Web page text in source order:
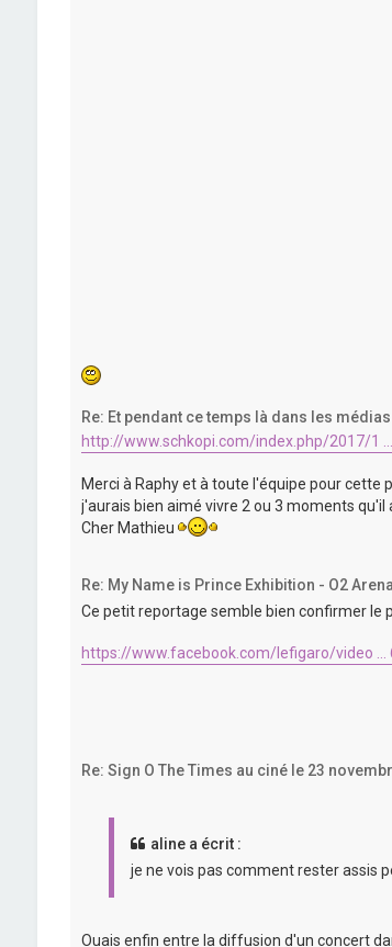
Re: Et pendant ce temps là dans les médias
http://www.schkopi.com/index.php/2017/1
Merci à Raphy et à toute l'équipe pour cette
j'aurais bien aimé vivre 2 ou 3 moments qu'il
Cher Mathieu
Re: My Name is Prince Exhibition - O2
Ce petit reportage semble bien confirmer le
https://www.facebook.com/lefigaro/video ...
Re: Sign O The Times au ciné le 23
aline a écrit :
je ne vois pas comment rester assis
Ouais enfin entre la diffusion d'un concert